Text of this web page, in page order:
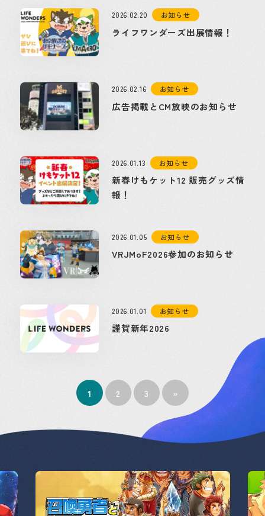
2026.02.20 お知らせ
ライフワンダーズ出展情報！
2026.02.16 お知らせ
広告掲載とCM放映のお知らせ
2026.01.13 お知らせ
新春けもケット12 販売グッズ情
報！
2026.01.05 お知らせ
VRJMoF2026参加のお知らせ
2026.01.01 お知らせ
謹賀新年2026
1 2 3 »